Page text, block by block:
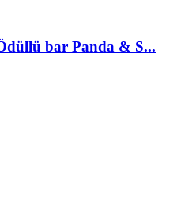
bar Panda & S...